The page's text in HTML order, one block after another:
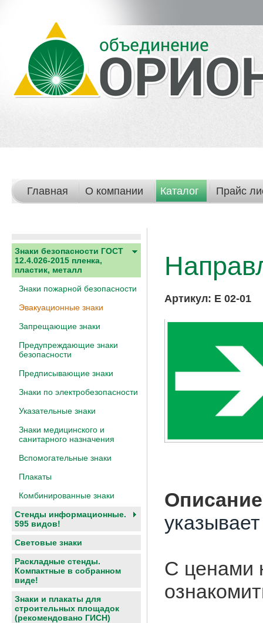
Главная О компании Каталог Прайс
Знаки безопасности ГОСТ
12.4.026-2015 пленка,
пластик, металл
Знаки пожарной безопасности
Эвакуационные знаки
Запрещающие знаки
Предупреждающие знаки
безопасности
Предписывающие знаки
Знаки по электробезопасности
Указательные знаки
Знаки медицинского и
санитарного назначения
Вспомогательные знаки
Плакаты
Комбинированные знаки
Стенды информационные.
595 видов!
Световые знаки
Раскладные стенды.
Компактные в собранном
виде!
Знаки и плакаты для
строительных площадок
(рекомендовано ГИСН)
Артикул: E 02-01
С ценами